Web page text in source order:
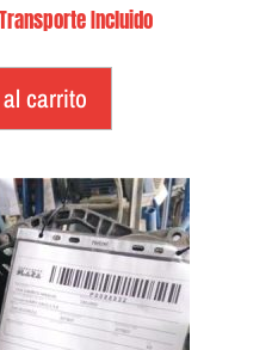
Incluido
carrito